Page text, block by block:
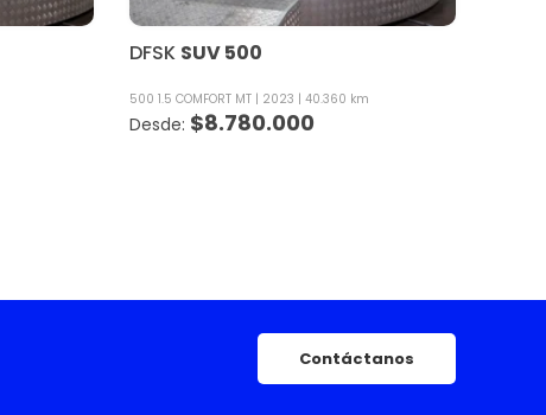
DFSK SUV 500
500 1.5 COMFORT MT 2023 40.360 km
$8.780.000
Contáctanos